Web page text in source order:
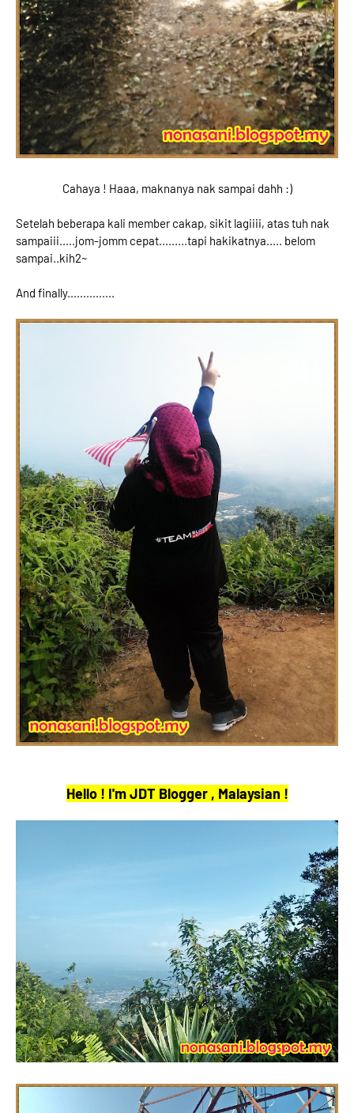
Cahaya ! Haaa, maknanya nak sampai dahh :)
Setelah beberapa kali member cakap, sikit lagiiii, atas tuh nak
sampaiii.....jom-jomm cepat.........tapi hakikatnya..... belom
sampai..kih2~
And finally...............
Hello ! I'm JDT Blogger , Malaysian !